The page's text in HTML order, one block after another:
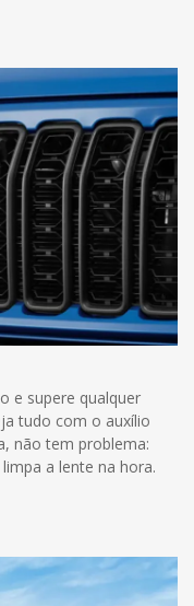
e supere qualquer
tudo com o auxílio
não tem problema:
a lente na hora.